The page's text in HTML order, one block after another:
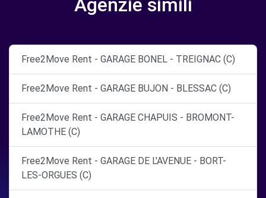
Agenzie simili
Free2Move Rent - GARAGE BONEL - TREIGNAC (C)
Free2Move Rent - GARAGE BUJON - BLESSAC (C)
Free2Move Rent - GARAGE CHAPUIS - BROMONT-
LAMOTHE (C)
Free2Move Rent - GARAGE DE L'AVENUE - BORT-
LES-ORGUES (C)